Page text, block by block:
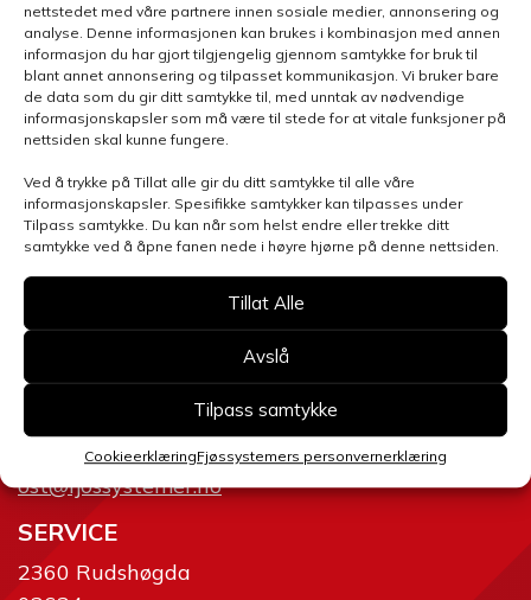
nettstedet med våre partnere innen sosiale medier, annonsering og
analyse. Denne informasjonen kan brukes i kombinasjon med annen
informasjon du har gjort tilgjengelig gjennom samtykke for bruk til
blant annet annonsering og tilpasset kommunikasjon. Vi bruker bare
de data som du gir ditt samtykke til, med unntak av nødvendige
informasjonskapsler som må være til stede for at vitale funksjoner på
nettsiden skal kunne fungere.
Ved å trykke på Tillat alle gir du ditt samtykke til alle våre
informasjonskapsler. Spesifikke samtykker kan tilpasses under
Tilpass samtykke. Du kan når som helst endre eller trekke ditt
samtykke ved å åpne fanen nede i høyre hjørne på denne nettsiden.
Tillat Alle
Avslå
Tilpass samtykke
CookieerklæringFjøssystemers personvernerklæring
Velg avdeling
Send skjema
2634 Fåvang
ost@fjossystemer.no
SERVICE
2360 Rudshøgda